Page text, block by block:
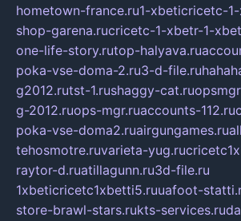
hometown-france.ru1-xbeticricetc-
shop-garena.rucricetc-1-xbetr-1-
one-life-story.rutop-halyava.ru
poka-vse-doma-2.ru3-d-file.ru
g2012.rutst-1.rushaggy-cat.ru
g-2012.ruops-mgr.ruaccounts-112.ru
poka-vse-doma2.ruairgungames.ru
tehosmotre.ruvarieta-yug.ru
raytor-d.ruatillagunn.ru3d-file.ru
1xbeticricetc1xbetti5.ruuafoot-
store-brawl-stars.rukts-services.ru